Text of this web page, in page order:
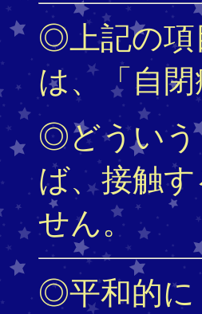
◎上記の項
は、「自
◎どういう
ば、接触
せん。
◎平和的に